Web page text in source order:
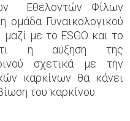
Εθελοντών Φίλων
ομάδα Γυναικολογικού
με το ESGO και το
ότι η αύξηση της
σχετικά με την
καρκίνων θα κάνει
του καρκίνου.